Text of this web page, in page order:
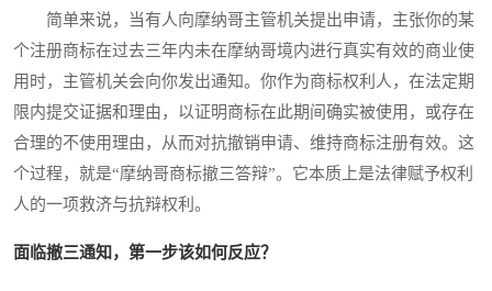
简单来说，当有人向摩纳哥主管机关提出申请，主张你的某
个注册商标在过去三年内未在摩纳哥境内进行真实有效的商业使
用时，主管机关会向你发出通知。你作为商标权利人，在法定期
限内提交证据和理由，以证明商标在此期间确实被使用，或存在
合理的不使用理由，从而对抗撤销申请、维持商标注册有效。这
个过程，就是“摩纳哥商标撤三答辩”。它本质上是法律赋予权利
人的一项救济与抗辩权利。
面临撤三通知，第一步该如何反应？